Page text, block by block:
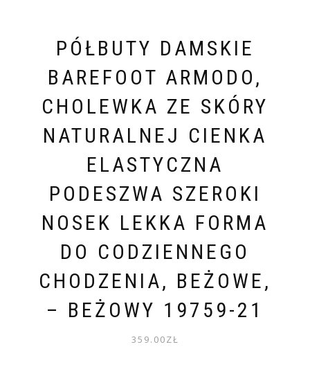
PÓŁBUTY DAMSKIE
BAREFOOT ARMODO,
CHOLEWKA ZE SKÓRY
NATURALNEJ CIENKA
ELASTYCZNA
PODESZWA SZEROKI
NOSEK LEKKA FORMA
DO CODZIENNEGO
CHODZENIA, BEŻOWE,
– BEŻOWY 19759-21
359.00ZŁ